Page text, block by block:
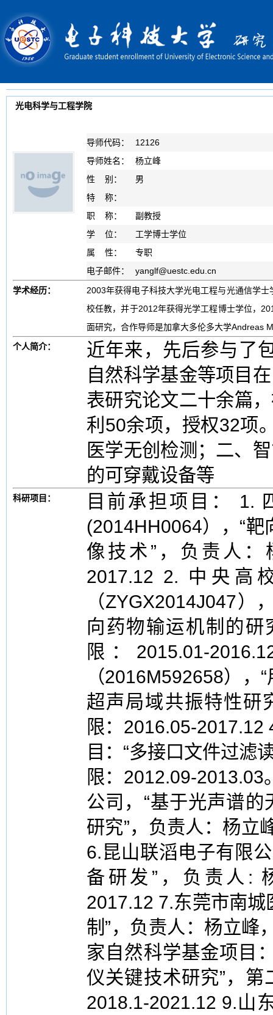
光电科学与工程学院
导师代码：
12126
导师姓名：
杨立峰
性 别：
男
特 称：
职 称：
副教授
学 位：
工学博士学位
属 性：
专职
电子邮件：
yanglf@uestc.edu.cn
学术经历：
2003年获得电子科技大学光电工程与光通信学
校任教，并于2012年获得光学工程博士学位，
面研究，合作导师是加拿大多伦多大学Andreas
个人简介：
近年来，先后参与了
自然科学基金等项目
表研究论文二十余篇
利50余项，授权32项
医学无创检测；二、
的可穿戴设备等
科研项目：
目前承担项目： 1.
(2014HH0064），“
像技术”，负责人：
2017.12 2. 中央高
（ZYGX2014J047）
向药物输运机制的研
限：2015.01-
（2016M592658），
超声局域共振特性研
限：2016.05-
目：“多接口文件过滤
限：2012.09-
公司，“基于光声谱
研究”，负责人：杨立
6.昆山联滔电子有限
备研发”，负责人:
2017.12 7.东莞市南城
制”，负责人：杨立峰
家自然科学基金项目
仪关键技术研究”，
2018.1-2021.12 9.山